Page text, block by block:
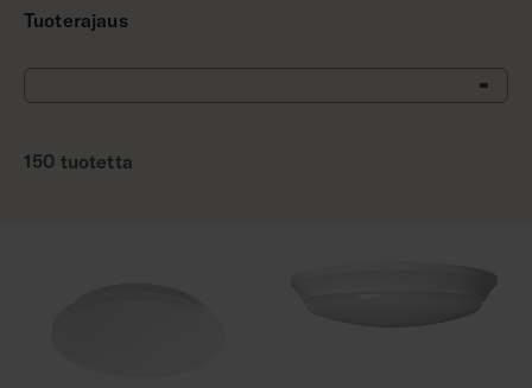
Tuoterajaus
150 tuotetta